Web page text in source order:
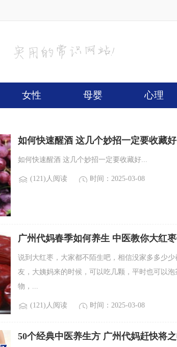
女性 母婴 心理
如何快速醒酒 这几个妙招一定要收藏好
如何快速醒酒 这几个妙招一定要收藏好...
(121)人阅读 时间：2025-03-08
广州代妈春季如何养生 中医教你大红
说到大红枣，大家都不陌生吧，相信没家多多少
友，大姨妈来的时候，可以吃几颗，平时也可以
物，...
(121)人阅读 时间：2025-03-08
50个经典中医养生方 广州代妈赶快将